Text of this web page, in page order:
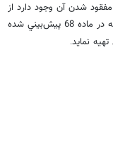
شدن آن وجود دارد از
جمله وقوع زياد در يك انتقال بين‌المللي، همانطوري كه در ماده 68 پيش‌بيني شده
نمايد.